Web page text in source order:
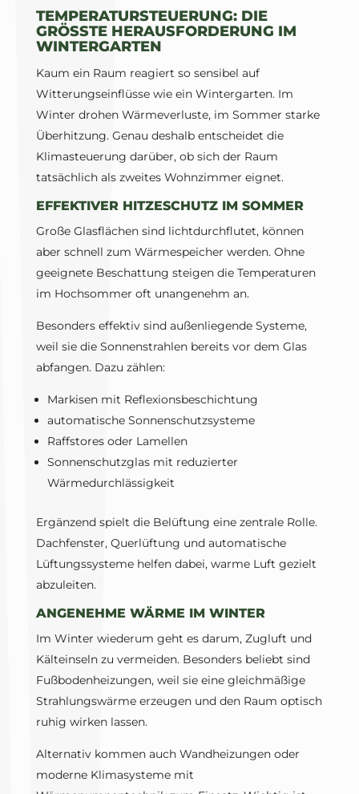
TEMPERATURSTEUERUNG: DIE
GRÖSSTE HERAUSFORDERUNG IM W
INTERGARTEN
Kaum ein Raum reagiert so sensibel auf
Witterungseinflüsse wie ein Wintergarten. Im
Winter drohen Wärmeverluste, im Sommer starke
Überhitzung. Genau deshalb entscheidet die
Klimasteuerung darüber, ob sich der Raum
tatsächlich als zweites Wohnzimmer eignet.
EFFEKTIVER HITZESCHUTZ IM SOMMER
Große Glasflächen sind lichtdurchflutet, können
aber schnell zum Wärmespeicher werden. Ohne
geeignete Beschattung steigen die Temperaturen
im Hochsommer oft unangenehm an.
Besonders effektiv sind außenliegende Systeme,
weil sie die Sonnenstrahlen bereits vor dem Glas
abfangen. Dazu zählen:
Markisen mit Reflexionsbeschichtung
automatische Sonnenschutzsysteme
Raffstores oder Lamellen
Sonnenschutzglas mit reduzierter
Wärmedurchlässigkeit
Ergänzend spielt die Belüftung eine zentrale Rolle.
Dachfenster, Querlüftung und automatische
Lüftungssysteme helfen dabei, warme Luft gezielt
abzuleiten.
ANGENEHME WÄRME IM WINTER
Im Winter wiederum geht es darum, Zugluft und
Kälteinseln zu vermeiden. Besonders beliebt sind
Fußbodenheizungen, weil sie eine gleichmäßige
Strahlungswärme erzeugen und den Raum optisch
ruhig wirken lassen.
Alternativ kommen auch Wandheizungen oder
moderne Klimasysteme mit